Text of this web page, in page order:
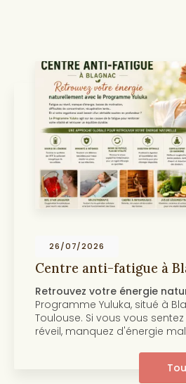
19/07/2026
Centre anti-âge et
Découvrez notre
beauté de la peau Au
centre Yuluka vous